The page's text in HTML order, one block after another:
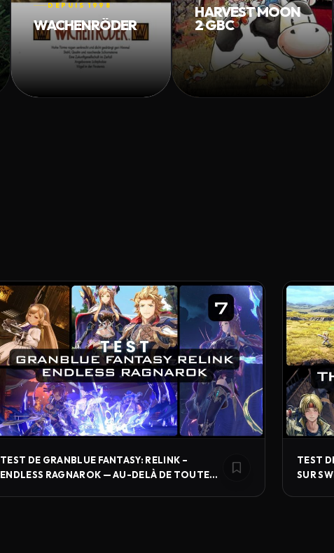
DEPUIS 1998
WACHENRÖDER
HARVEST MOON
2 GBC
TEST DE GRANBLUE FANTASY: RELINK –
ENDLESS RAGNAROK — AU-DELÀ DE TOUTES
TEST
SUR